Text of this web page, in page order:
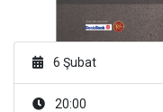
6 Şubat
20:00